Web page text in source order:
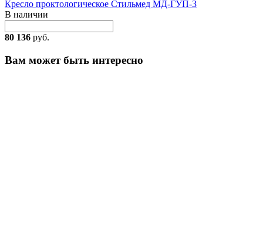
Кресло проктологическое Стильмед МД-ГУП-3
В наличии
80 136 руб.
Вам может быть интересно